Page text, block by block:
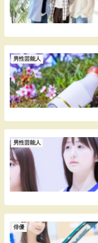
男性芸能人
男性芸能人
俳優